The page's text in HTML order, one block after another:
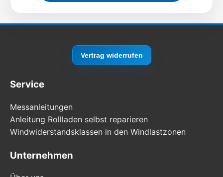
Vertrag widerrufen
Service
Messanleitungen
Anleitung Rollladen selbst reparieren
Windwiderstandsklassen in den Windlastzonen
Unternehmen